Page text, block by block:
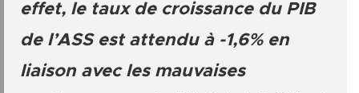
effet, le taux de croissance du PIB
de l’ASS est attendu à -1,6% en
liaison avec les mauvaises